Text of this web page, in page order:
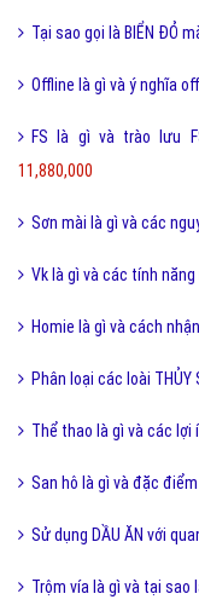
Tại sao gọi là BIỂN ĐỎ
Offline là gì và ý nghĩa
FS là gì và trào lưu
11,880,000
Sơn mài là gì và các
Vk là gì và các tính
Homie là gì và cách
Phân loại các loài
Thể thao là gì và các
San hô là gì và đặc
Sử dụng DẦU ĂN với
Trộm vía là gì và tại sao